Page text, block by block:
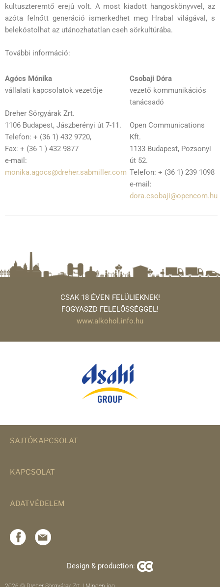
kultuszteremtő erejû volt. A most kiadott hangoskönyvvel, az
azóta felnőtt generáció ismerkedhet meg Hrabal világával, s
belekóstolhat az utánozhatatlan cseh sörkultúrába.
További információ:
Agócs Mónika
vállalati kapcsolatok vezetője
Dreher Sörgyárak Zrt.
1106 Budapest, Jászberényi út 7-11.
Telefon: + (36 1) 432 9720,
Fax: + (36 1 ) 432 9877
e-mail:
monika.agocs@dreher.sabmiller.com
Csobaji Dóra
vezető kommunikációs
tanácsadó
Open Communications
Kft.
1133 Budapest, Pozsonyi
út 52.
Telefon: + (36 1) 239 1098
e-mail:
dora.csobaji@opencom.hu
CSAK 18 ÉVEN FELÜLIEKNEK!
FOGYASZD FELELŐSSÉGGEL!
www.alkohol.info.hu
SAJTÓKAPCSOLAT
KAPCSOLAT
ADATVÉDELEM
Design & production: